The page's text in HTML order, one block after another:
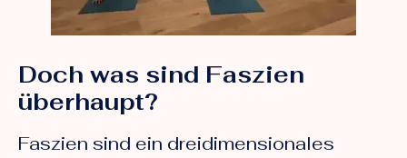
Doch was sind Faszien
überhaupt?
Faszien sind ein dreidimensionales